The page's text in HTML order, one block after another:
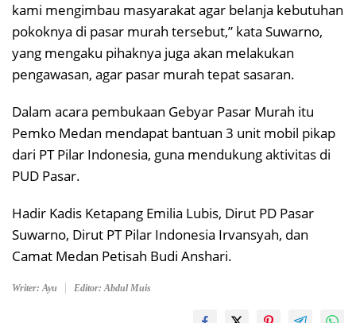
kami mengimbau masyarakat agar belanja kebutuhan
pokoknya di pasar murah tersebut,” kata Suwarno,
yang mengaku pihaknya juga akan melakukan
pengawasan, agar pasar murah tepat sasaran.
Dalam acara pembukaan Gebyar Pasar Murah itu
Pemko Medan mendapat bantuan 3 unit mobil pikap
dari PT Pilar Indonesia, guna mendukung aktivitas di
PUD Pasar.
Hadir Kadis Ketapang Emilia Lubis, Dirut PD Pasar
Suwarno, Dirut PT Pilar Indonesia Irvansyah, dan
Camat Medan Petisah Budi Anshari.
Writer: Ayu Editor: Abdul Muis